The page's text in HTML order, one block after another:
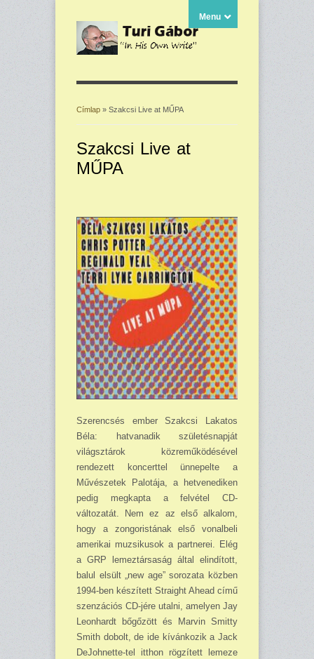
Menu
Címlap » Szakcsi Live at MŰPA
Szakcsi Live at
MŰPA
Szerencsés ember Szakcsi Lakatos
Béla: hatvanadik születésnapját
világsztárok közre­mű­ködésével
rendezett koncerttel ünnepelte a
Művészetek Palotája, a hetvenediken
pedig meg­kapta a felvétel CD-
változatát. Nem ez az első alkalom,
hogy a zongoristának első vonalbeli
amerikai muzsikusok a partnerei. Elég
a GRP lemeztársaság által elindított,
balul elsült „new age” sorozata közben
1994-ben készített Straight Ahead című
szenzációs CD-jére utalni, amelyen Jay
Leonhardt bőgőzött és Marvin Smitty
Smith dobolt, de ide kívánkozik a Jack
DeJohnette-tel itthon rögzített lemeze